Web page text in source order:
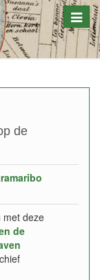
Toggle
de
met deze
de